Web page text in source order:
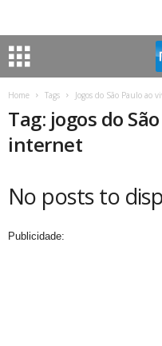
Home Tags Jogos do São Paulo ao
Tag: jogos do
internet
No posts to
Publicidade: